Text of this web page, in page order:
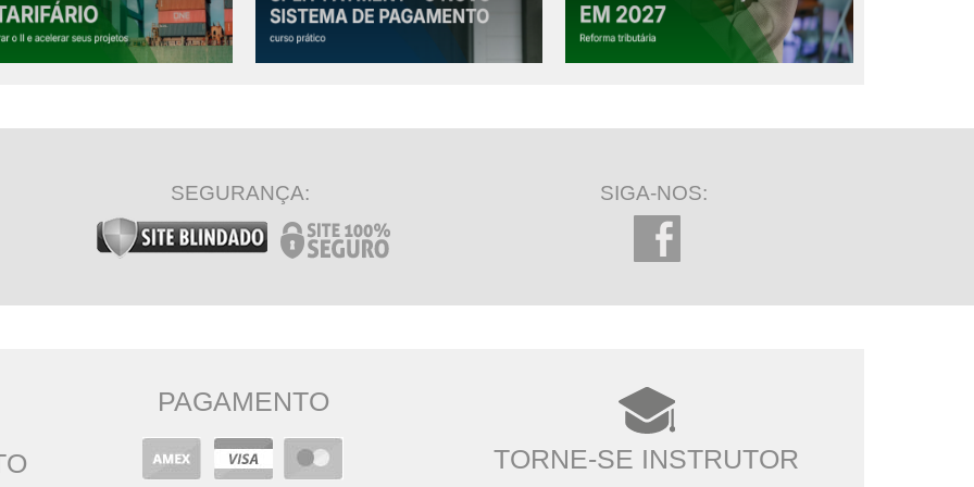
CONTEÚDO COMPLETO VER CONTEÚDO COMPLETO
SEGURANÇA: SIGA-NOS:
PAGAMENTO
TORNE-SE INSTRUTOR